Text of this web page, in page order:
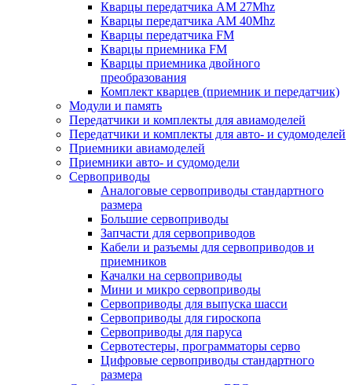
Кварцы передатчика AM 27Mhz
Кварцы передатчика AM 40Mhz
Кварцы передатчика FM
Кварцы приемника FM
Кварцы приемника двойного
преобразования
Комплект кварцев (приемник и передатчик)
Модули и память
Передатчики и комплекты для авиамоделей
Передатчики и комплекты для авто- и судомоделей
Приемники авиамоделей
Приемники авто- и судомодели
Сервоприводы
Аналоговые сервоприводы стандартного
размера
Большие сервоприводы
Запчасти для сервоприводов
Кабели и разъемы для сервоприводов и
приемников
Качалки на сервоприводы
Мини и микро сервоприводы
Сервоприводы для выпуска шасси
Сервоприводы для гироскопа
Сервоприводы для паруса
Сервотестеры, программаторы серво
Цифровые сервоприводы стандартного
размера